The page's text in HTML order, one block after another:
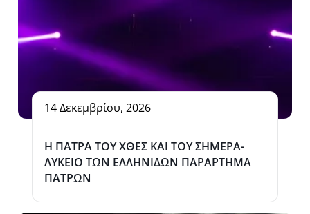
14 Δεκεμβρίου, 2026
Η ΠΑΤΡΑ ΤΟΥ ΧΘΕΣ ΚΑΙ ΤΟΥ ΣΗΜΕΡΑ-
ΛΥΚΕΙΟ ΤΩΝ ΕΛΛΗΝΙΔΩΝ ΠΑΡΑΡΤΗΜΑ
ΠΑΤΡΩΝ